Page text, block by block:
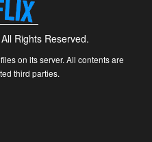
Rights Reserved.
on its server. All contents are
third parties.